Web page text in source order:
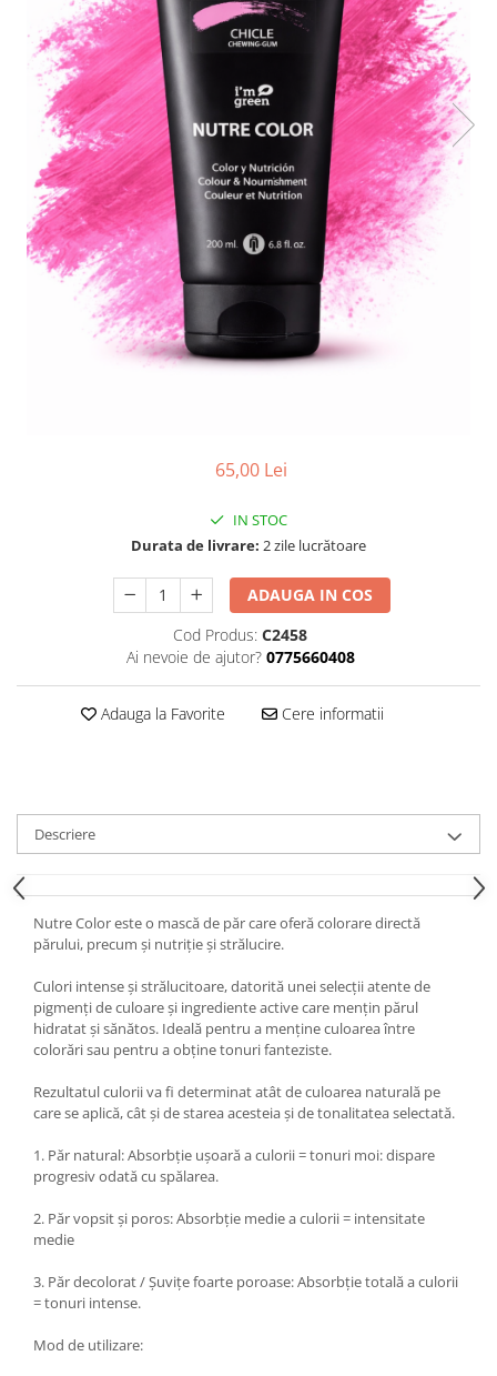
Styling
Tratamente
Vopsea de par
65,00 Lei
IN STOC
Durata de livrare: 2 zile lucrătoare
ADAUGA IN COS
Cod Produs: C2458
Ai nevoie de ajutor? 0775660408
Adauga la Favorite Cere informatii
Descriere
Nutre Color este o mască de păr care oferă colorare directă
părului, precum și nutriție și strălucire.
Culori intense și strălucitoare, datorită unei selecții atente de
pigmenți de culoare și ingrediente active care mențin părul
hidratat și sănătos. Ideală pentru a menține culoarea între
colorări sau pentru a obține tonuri fanteziste.
Rezultatul culorii va fi determinat atât de culoarea naturală pe
care se aplică, cât și de starea acesteia și de tonalitatea selectată.
1. Păr natural: Absorbție ușoară a culorii = tonuri moi: dispare
progresiv odată cu spălarea.
2. Păr vopsit și poros: Absorbție medie a culorii = intensitate
medie
3. Păr decolorat / Șuvițe foarte poroase: Absorbție totală a culorii
= tonuri intense.
Mod de utilizare: